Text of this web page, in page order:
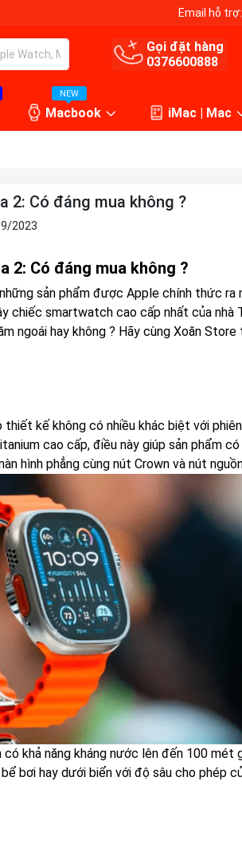
Email hỗ trợ:
Gọi đặt hàng
0376600888
NEW
Macbook iMac | Mac
2: Có đáng mua không ?
2023
2: Có đáng mua không ?
sản phẩm được Apple chính thức ra
chiếc smartwatch cao cấp nhất của nhà
ngoái hay không ? Hãy cùng Xoăn
kế không có nhiều khác biệt với
cao cấp, điều này giúp sản phẩm
hình phẳng cùng nút Crown và nút
khả năng kháng nước lên đến 100 mét
bơi hay dưới biển với độ sâu cho phép